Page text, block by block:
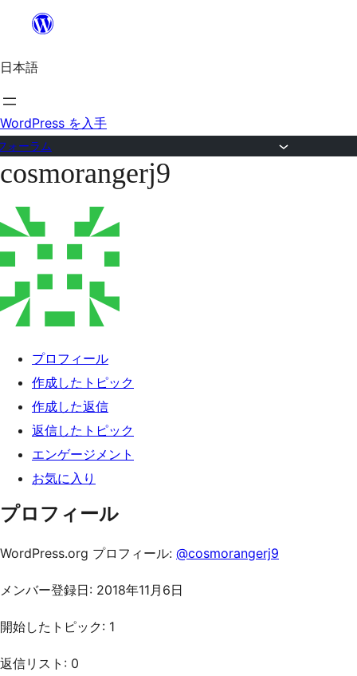
を
ス
キ
ッ
プ
日本語
WordPress を入手
ォーラム
コ
ン
ツ
ス
cosmorangerj9
プロフィール
作成したトピック
作成した返信
返信したトピック
エンゲージメント
お気に入り
プロフィール
WordPress.org プロフィール: @cosmorangerj9
メンバー登録日: 2018年11月6日
開始したトピック: 1
返信リスト: 0